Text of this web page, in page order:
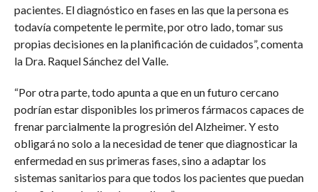
pacientes. El diagnóstico en fases en las que la persona es
todavía competente le permite, por otro lado, tomar sus
propias decisiones en la planificación de cuidados”, comenta
la Dra. Raquel Sánchez del Valle.
“Por otra parte, todo apunta a que en un futuro cercano
podrían estar disponibles los primeros fármacos capaces de
frenar parcialmente la progresión del Alzheimer. Y esto
obligará no solo a la necesidad de tener que diagnosticar la
enfermedad en sus primeras fases, sino a adaptar los
sistemas sanitarios para que todos los pacientes que puedan